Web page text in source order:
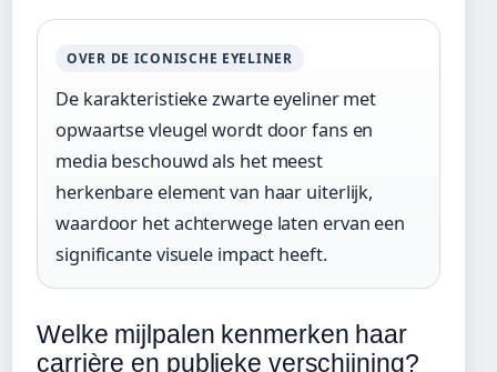
OVER DE ICONISCHE EYELINER
De karakteristieke zwarte eyeliner met
opwaartse vleugel wordt door fans en
media beschouwd als het meest
herkenbare element van haar uiterlijk,
waardoor het achterwege laten ervan een
significante visuele impact heeft.
Welke mijlpalen kenmerken haar
carrière en publieke verschijning?